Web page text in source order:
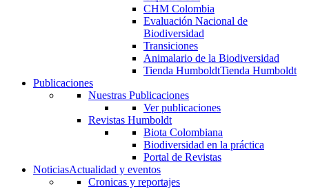
CHM Colombia
Evaluación Nacional de
Biodiversidad
Transiciones
Animalario de la Biodiversidad
Tienda HumboldtTienda Humboldt
Publicaciones
Nuestras Publicaciones
Ver publicaciones
Revistas Humboldt
Biota Colombiana
Biodiversidad en la práctica
Portal de Revistas
NoticiasActualidad y eventos
Cronicas y reportajes